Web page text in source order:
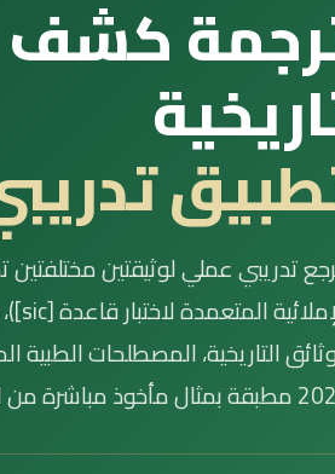
كشف
تدريبي
تدريبي عملي لوثيقتين
من الوثيقتين، مع نموذجَي ترجمة كاملين.